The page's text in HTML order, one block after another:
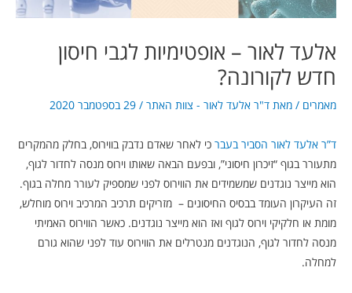
אלעד לאור – אופטימיות לגבי חיסון
חדש לקורונה?
מאמרים / מאת ד"ר אלעד לאור - צוות האתר / 29 בספטמבר 2020
ד”ר אלעד לאור הסביר בעבר כי לאחר שאדם נדבק בווירוס, בחלק מהמקרים
מתעורר בגוף “זיכרון חיסוני”, ובפעם הבאה שאותו וירוס מנסה לחדור לגוף,
הוא מייצר נוגדנים שמשמידים את הווירוס לפני שמספיק לעורר מחלה בגוף.
זה העיקרון העומד בבסיס החיסונים – מזריקים תרכיב המרכיב וירוס מוחלש,
מומת או חלקיקי וירוס לגוף ואז הוא מייצר נוגדנים. כאשר הווירוס האמיתי
מנסה לחדור לגוף, הנוגדנים מנטרלים את הווירוס עוד לפני שהוא גורם
למחלה.